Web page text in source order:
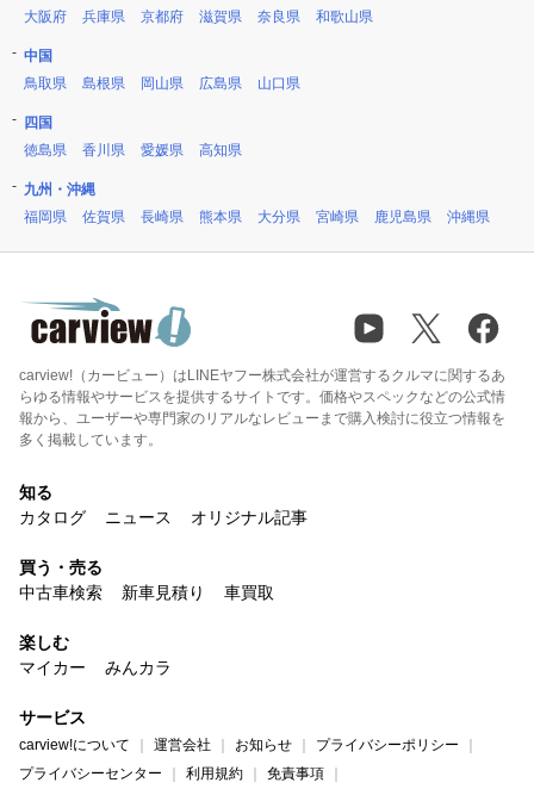
大阪府
兵庫県 京都府 滋賀県 奈良県 和歌山県
中国
鳥取県
島根県 岡山県 広島県 山口県
四国
徳島県
香川県 愛媛県 高知県
九州・沖縄
福岡県
佐賀県 長崎県 熊本県 大分県 宮崎県 鹿児島県 沖縄県
carview!（カービュー）はLINEヤフー株式会社が運営するクルマに関するあ
らゆる情報やサービスを提供するサイトです。価格やスペックなどの公式情
報から、ユーザーや専門家のリアルなレビューまで購入検討に役立つ情報を
多く掲載しています。
知る
カタログ
ニュース オリジナル記事
買う・売る
中古車検索
新車見積り 車買取
楽しむ
マイカー
みんカラ
サービス
carview!について 運営会社 お知らせ
プライバシーポリシー
プライバシーセンター
利用規約 免責事項